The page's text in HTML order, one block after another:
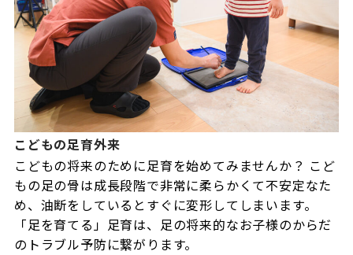
こどもの足育外来
こどもの将来のために足育を始めてみませんか？ こど
もの足の骨は成長段階で非常に柔らかくて不安定なた
め、油断をしているとすぐに変形してしまいます。
「足を育てる」足育は、足の将来的なお子様のからだ
のトラブル予防に繋がります。